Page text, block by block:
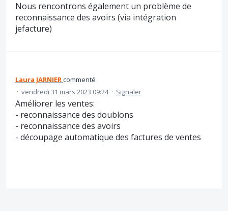
Nous rencontrons également un problème de
reconnaissance des avoirs (via intégration
jefacture)
Laura JARNIERcommenté
· vendredi 31 mars 2023 09:24 · Signaler
Améliorer les ventes:
- reconnaissance des doublons
- reconnaissance des avoirs
- découpage automatique des factures de ventes